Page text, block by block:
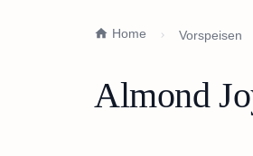
Home Vorspeisen
Almond